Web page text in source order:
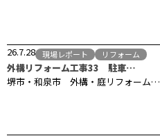
26.7.28 現場レポート リフォーム
外構リフォーム工事33 駐車…
堺市・和泉市 外構・庭リフォーム…